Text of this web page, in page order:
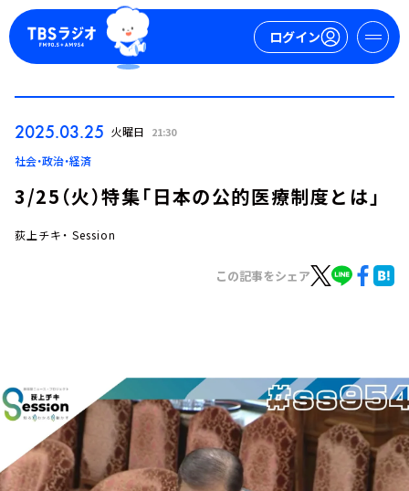
ログイン
トピックス
TBS Podcast
お知らせ
イベント・グッズ
YouTube
会社情報
2025.03.25 火曜日 21:30
社会・政治・経済
3/25（火）特集「日本の公的医療制度とは」
荻上チキ・ Session
この記事をシェア